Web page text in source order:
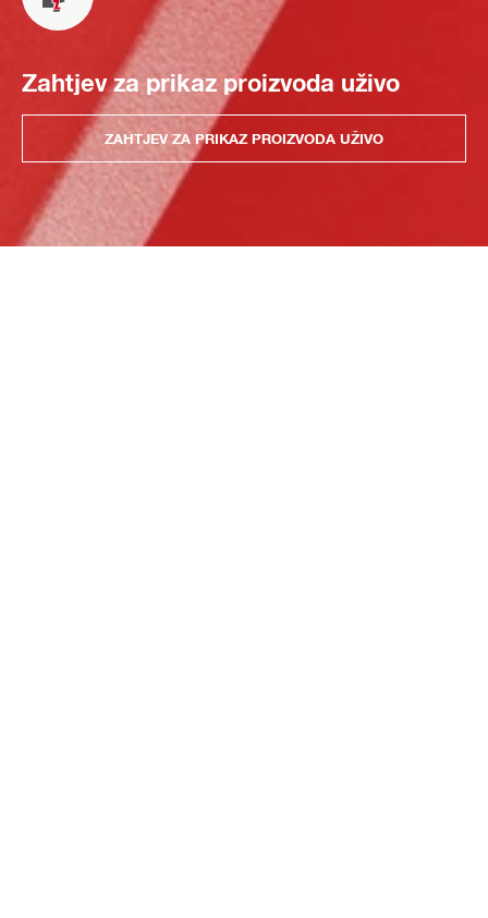
Zahtjev za prikaz proizvoda uživo
ZAHTJEV ZA PRIKAZ PROIZVODA UŽIVO